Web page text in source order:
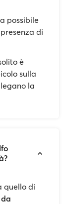
possibile
di
è
sulla
la
quello di